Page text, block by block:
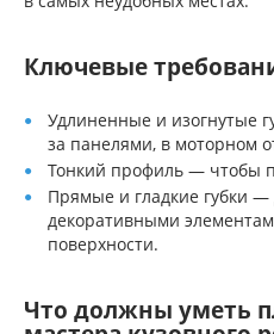
Ключевые
Удлиненные и изогнутые
за панелями, в моторном
Тонкий профиль — чтобы
Прямые и гладкие губки —
декоративными
поверхности.
Что должны уметь